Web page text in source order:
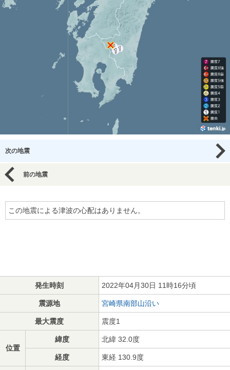
次の地震
前の地震
この地震による津波の心配はありません。
発生時刻 2022年04月30日 11時16分頃
震源地 宮崎県南部山沿い
最大震度 震度1
位置
緯度 北緯 32.0度
経度 東経 130.9度